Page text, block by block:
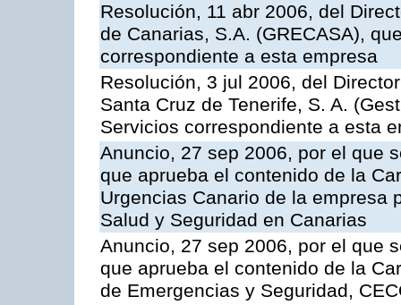
Resolución, 11 abr 2006, del
de Canarias, S.A. (GRECASA),
correspondiente a esta empresa
Resolución, 3 jul 2006, del
Santa Cruz de Tenerife, S. A.
Servicios correspondiente a esta
Anuncio, 27 sep 2006, por el que
que aprueba el contenido de la
Urgencias Canario de la empresa
Salud y Seguridad en Canarias
Anuncio, 27 sep 2006, por el que
que aprueba el contenido de la
de Emergencias y Seguridad,